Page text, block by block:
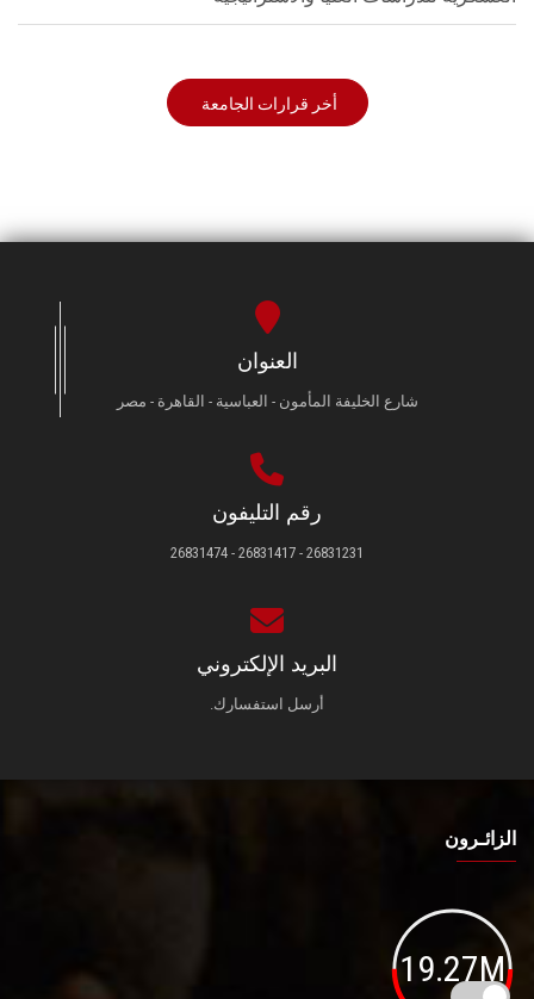
أخر قرارات الجامعة
العنوان
شارع الخليفة المأمون - العباسية - القاهرة - مصر
رقم التليفون
26831231 - 26831417 - 26831474
البريد الإلكتروني
أرسل استفسارك.
الزائـرون
19.27M